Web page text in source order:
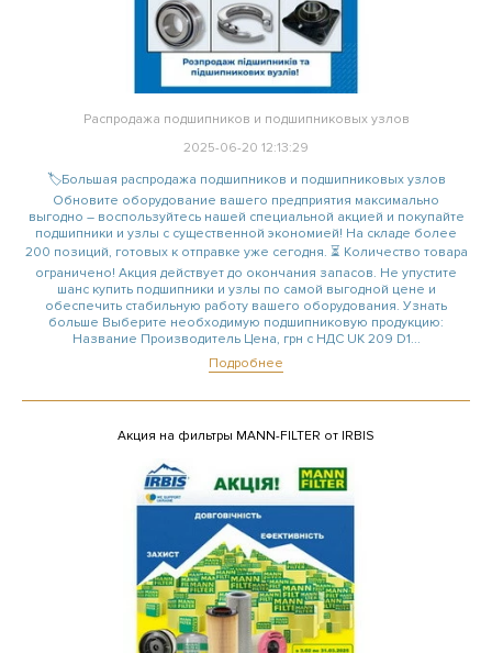
Распродажа подшипников и подшипниковых узлов
2025-06-20 12:13:29
🏷️Большая распродажа подшипников и подшипниковых узлов
Обновите оборудование вашего предприятия максимально
выгодно – воспользуйтесь нашей специальной акцией и покупайте
подшипники и узлы с существенной экономией! На складе более
200 позиций, готовых к отправке уже сегодня. ⏳ Количество товара
ограничено! Акция действует до окончания запасов. Не упустите
шанс купить подшипники и узлы по самой выгодной цене и
обеспечить стабильную работу вашего оборудования. Узнать
больше Выберите необходимую подшипниковую продукцию:
Название Производитель Цена, грн с НДС UK 209 D1...
Подробнее
Акция на фильтры MANN-FILTER от IRBIS